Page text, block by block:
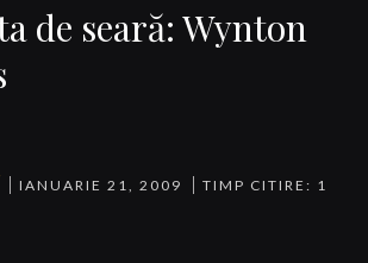
de seară: Wynton
IANUARIE 21, 2009
TIMP CITIRE: 1